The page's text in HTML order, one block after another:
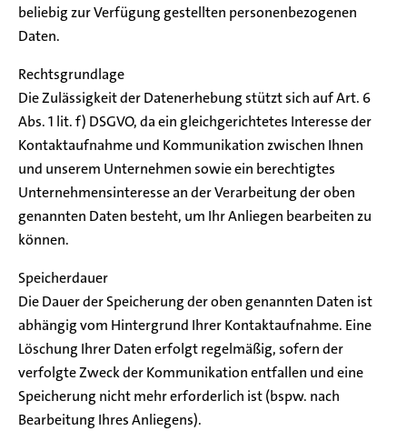
beliebig zur Verfügung gestellten personenbezogenen
Daten.
Rechtsgrundlage
Die Zulässigkeit der Datenerhebung stützt sich auf Art. 6
Abs. 1 lit. f) DSGVO, da ein gleichgerichtetes Interesse der
Kontaktaufnahme und Kommunikation zwischen Ihnen
und unserem Unternehmen sowie ein berechtigtes
Unternehmensinteresse an der Verarbeitung der oben
genannten Daten besteht, um Ihr Anliegen bearbeiten zu
können.
Speicherdauer
Die Dauer der Speicherung der oben genannten Daten ist
abhängig vom Hintergrund Ihrer Kontaktaufnahme. Eine
Löschung Ihrer Daten erfolgt regelmäßig, sofern der
verfolgte Zweck der Kommunikation entfallen und eine
Speicherung nicht mehr erforderlich ist (bspw. nach
Bearbeitung Ihres Anliegens).